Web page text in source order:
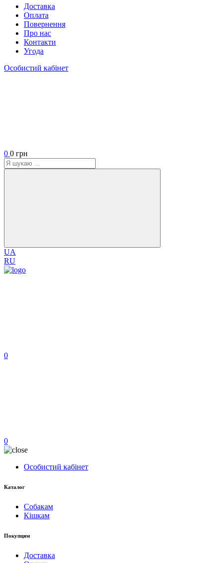
Доставка
Оплата
Повернення
Про нас
Контакти
Угода
Особистий кабінет
0 0 грн
UA
RU
0
0
Особистий кабінет
Каталог
Собакам
Кішкам
Покупцям
Доставка